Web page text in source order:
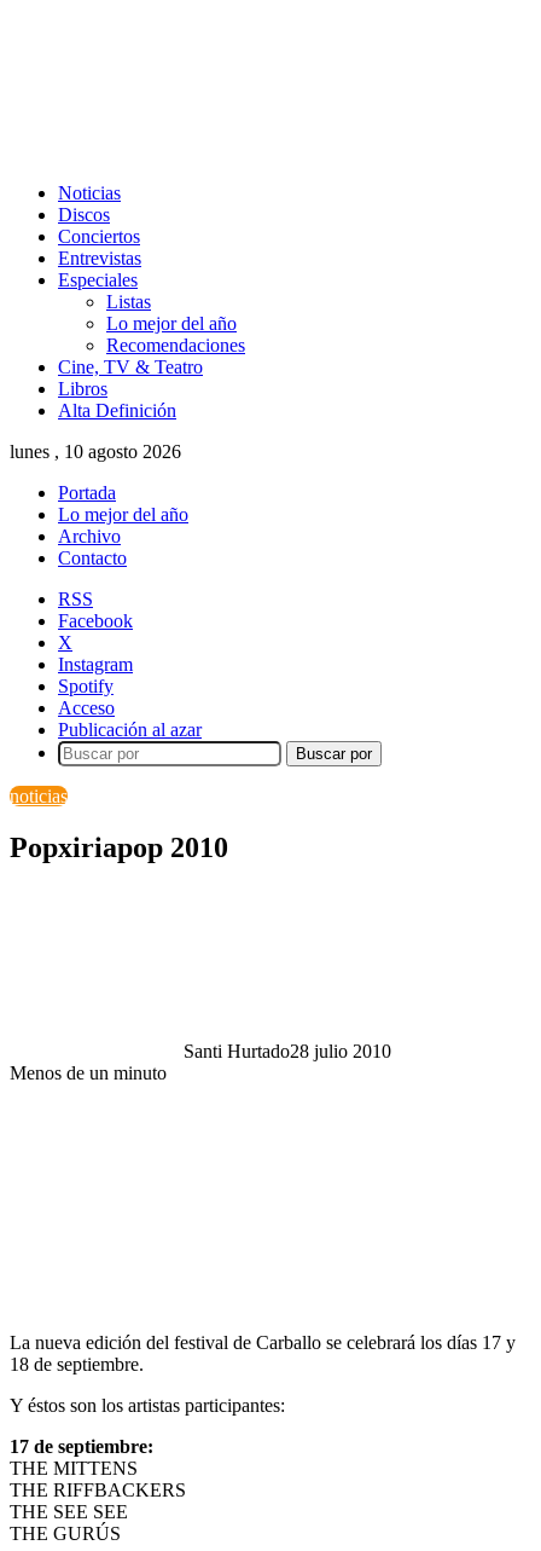
Noticias
Discos
Conciertos
Entrevistas
Especiales
Listas
Lo mejor del año
Recomendaciones
Cine, TV & Teatro
Libros
Alta Definición
lunes , 10 agosto 2026
Portada
Lo mejor del año
Archivo
Contacto
RSS
Facebook
X
Instagram
Spotify
Acceso
Publicación al azar
Buscar por
noticias
Popxiriapop 2010
Santi Hurtado28 julio 2010
Menos de un minuto
La nueva edición del festival de Carballo se celebrará los días 17 y
18 de septiembre.
Y éstos son los artistas participantes:
17 de septiembre:
THE MITTENS
THE RIFFBACKERS
THE SEE SEE
THE GURÚS